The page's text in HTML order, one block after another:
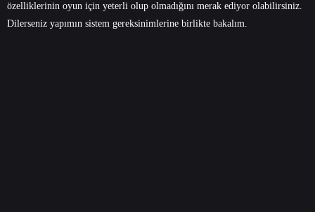
özelliklerinin oyun için yeterli olup olmadığını merak ediyor olabilirsiniz.
Dilerseniz yapımın sistem gereksinimlerine birlikte bakalım.